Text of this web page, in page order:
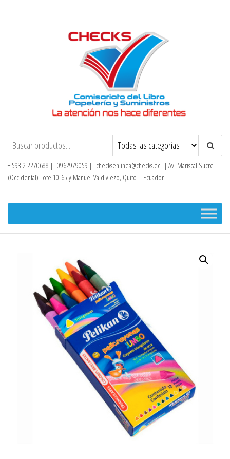
Checks – Tienda en Línea
+ 593 2 2270688 || 0962979059 || checksenlinea@checks.ec || Av. Mariscal Sucre
(Occidental) Lote 10-65 y Manuel Valdiviezo, Quito – Ecuador